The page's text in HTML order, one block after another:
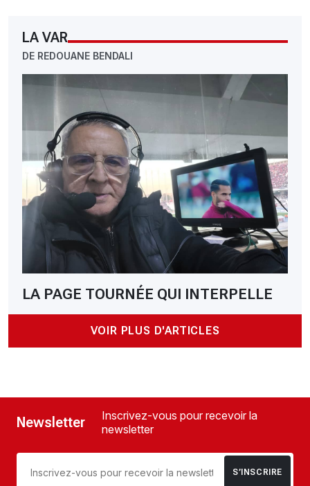
LA VAR
DE REDOUANE BENDALI
LA PAGE TOURNÉE QUI INTERPELLE
VOIR PLUS D'ARTICLES
Newsletter
Inscrivez-vous pour recevoir la
newsletter
S’INSCRIRE